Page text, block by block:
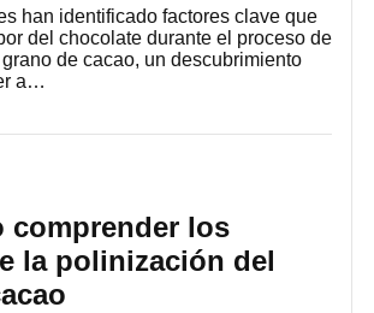
han identificado factores clave que
del chocolate durante el proceso de
de cacao, un descubrimiento
a…
comprender los
la polinización del